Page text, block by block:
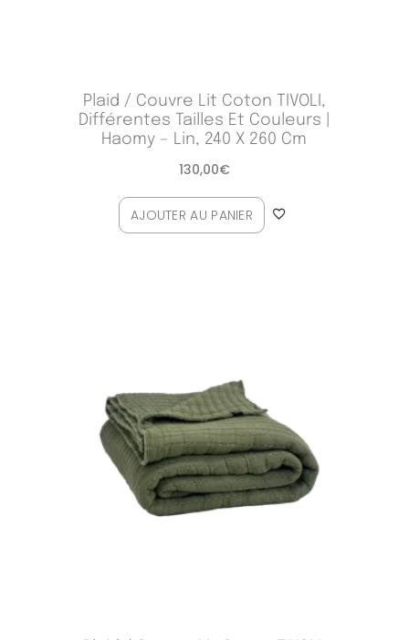
Plaid / Couvre Lit Coton TIVOLI,
Différentes Tailles Et Couleurs |
Haomy – Lin, 240 X 260 Cm
130,00€
AJOUTER AU PANIER